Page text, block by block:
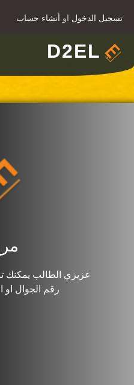
تسجيل الدخول او أنشاء حساب
D2EL
عزيزي الطالب يمكنك
رقم الجوال او